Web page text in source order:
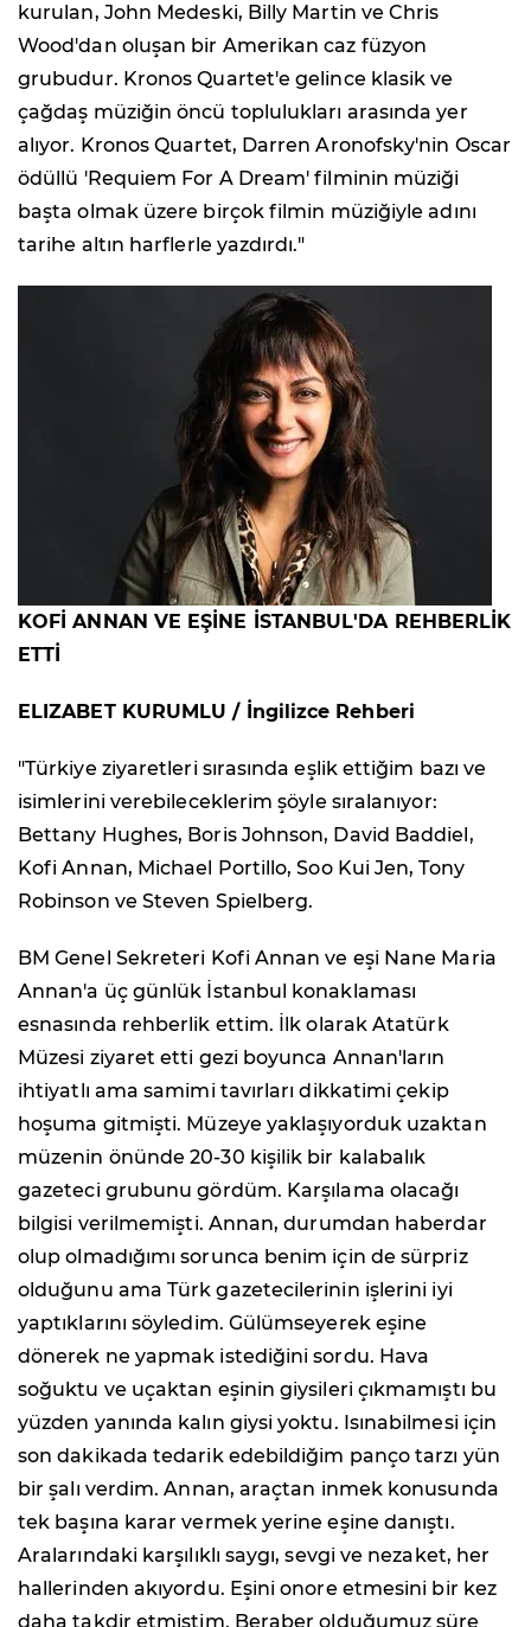
kurulan, John Medeski, Billy Martin ve Chris
Wood'dan oluşan bir Amerikan caz füzyon
grubudur. Kronos Quartet'e gelince klasik ve
çağdaş müziğin öncü toplulukları arasında yer
alıyor. Kronos Quartet, Darren Aronofsky'nin Oscar
ödüllü 'Requiem For A Dream' filminin müziği
başta olmak üzere birçok filmin müziğiyle adını
tarihe altın harflerle yazdırdı."
KOFİ ANNAN VE EŞİNE İSTANBUL'DA REHBERLİK
ETTİ
ELIZABET KURUMLU / İngilizce Rehberi
"Türkiye ziyaretleri sırasında eşlik ettiğim bazı ve
isimlerini verebileceklerim şöyle sıralanıyor:
Bettany Hughes, Boris Johnson, David Baddiel,
Kofi Annan, Michael Portillo, Soo Kui Jen, Tony
Robinson ve Steven Spielberg.
BM Genel Sekreteri Kofi Annan ve eşi Nane Maria
Annan'a üç günlük İstanbul konaklaması
esnasında rehberlik ettim. İlk olarak Atatürk
Müzesi ziyaret etti gezi boyunca Annan'ların
ihtiyatlı ama samimi tavırları dikkatimi çekip
hoşuma gitmişti. Müzeye yaklaşıyorduk uzaktan
müzenin önünde 20-30 kişilik bir kalabalık
gazeteci grubunu gördüm. Karşılama olacağı
bilgisi verilmemişti. Annan, durumdan haberdar
olup olmadığımı sorunca benim için de sürpriz
olduğunu ama Türk gazetecilerinin işlerini iyi
yaptıklarını söyledim. Gülümseyerek eşine
dönerek ne yapmak istediğini sordu. Hava
soğuktu ve uçaktan eşinin giysileri çıkmamıştı bu
yüzden yanında kalın giysi yoktu. Isınabilmesi için
son dakikada tedarik edebildiğim panço tarzı yün
bir şalı verdim. Annan, araçtan inmek konusunda
tek başına karar vermek yerine eşine danıştı.
Aralarındaki karşılıklı saygı, sevgi ve nezaket, her
hallerinden akıyordu. Eşini onore etmesini bir kez
daha takdir etmiştim. Beraber olduğumuz süre